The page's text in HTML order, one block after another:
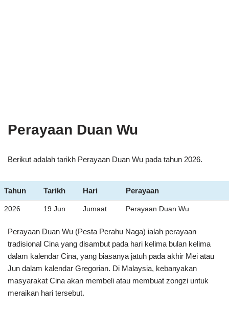
Perayaan Duan Wu
Berikut adalah tarikh Perayaan Duan Wu pada tahun 2026.
Tahun Tarikh Hari Perayaan
2026 19 Jun Jumaat Perayaan Duan Wu
Perayaan Duan Wu (Pesta Perahu Naga) ialah perayaan
tradisional Cina yang disambut pada hari kelima bulan kelima
dalam kalendar Cina, yang biasanya jatuh pada akhir Mei atau
Jun dalam kalendar Gregorian. Di Malaysia, kebanyakan
masyarakat Cina akan membeli atau membuat zongzi untuk
meraikan hari tersebut.